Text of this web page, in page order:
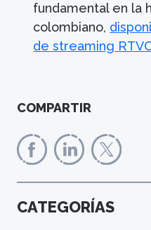
fundamental en la
colombiano,
de streaming
COMPARTIR
CATEGORÍAS